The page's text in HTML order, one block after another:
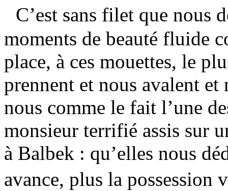
C’est sans filet que nous
moments de beauté fluide
place, à ces mouettes, le
prennent et nous avalent et
nous comme le fait l’une
monsieur terrifié assis sur
à Balbek : qu’elles nous
avance, plus la